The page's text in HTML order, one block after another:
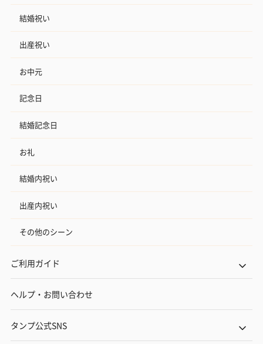
結婚祝い
出産祝い
お中元
記念日
結婚記念日
お礼
結婚内祝い
出産内祝い
その他のシーン
ご利用ガイド
ヘルプ・お問い合わせ
タンプ公式SNS